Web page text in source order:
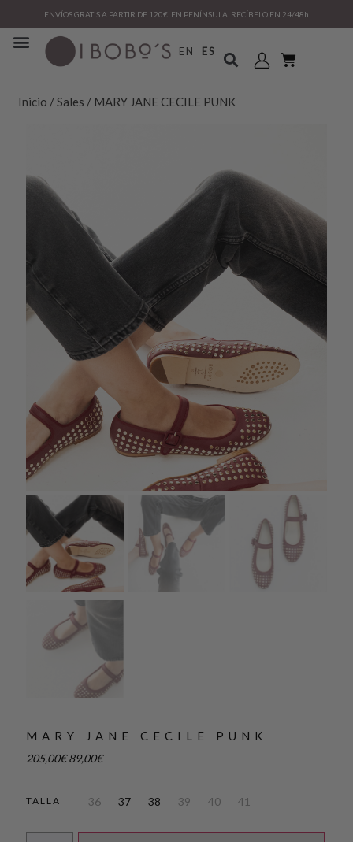
ENVÍOS GRATIS A PARTIR DE 120€ EN PENÍNSULA. RECÍBELO EN 24/48h
EN ES
Inicio /Sales / MARY JANE CECILE PUNK
MARY JANE CECILE PUNK
205,00€ 89,00€
TALLA 36 37 38 39 40 41